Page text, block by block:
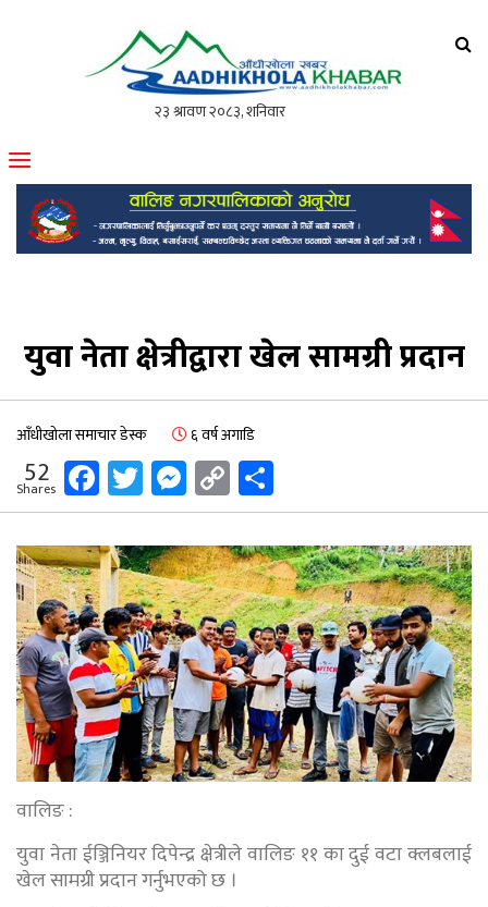
मोफसलकै लोकप्रिय अनलाइन पत्रिका
युवा नेता क्षेत्रीद्वारा खेल सामग्री प्रदान
आँधीखोला समाचार डेस्क ६ वर्ष अगाडि
52
Shares Facebook
Twitter
Messenger
Copy
Link
वालिङ :
युवा नेता ईञ्जिनियर दिपेन्द्र क्षेत्रीले वालिङ ११ का दुई वटा क्लबलाई
खेल सामग्री प्रदान गर्नुभएको छ ।